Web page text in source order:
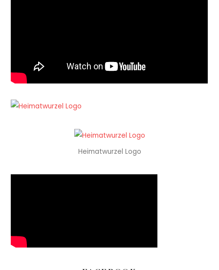
Heimatwurzel Logo